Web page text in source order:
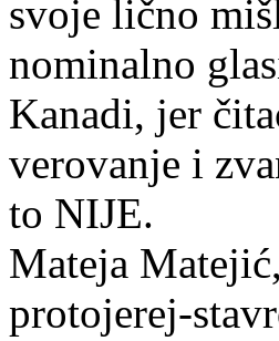
svoje lično
nominalno
Kanadi, jer
verovanje i
to NIJE.
Mateja Matejić,
protojerej-